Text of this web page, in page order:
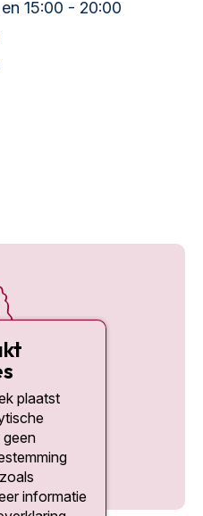
15:00 - 20:00
plaatst
informatie